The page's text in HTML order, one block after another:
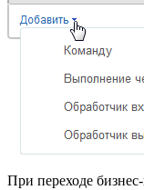
При переходе